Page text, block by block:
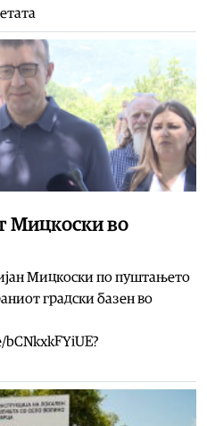
Мицкоски во
Мицкоски по пуштањето
градски базен во